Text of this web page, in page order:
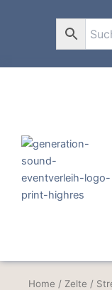
Home / Zelte /